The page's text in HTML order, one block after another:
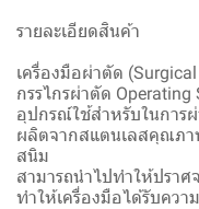
รายละเอียดสินค้า
เครื่องมือผ่าตัด
กรรไกรผ่าตัด Operating
อุปกรณ์ใช้สำหรับในการ
ผลิตจากสแตนเลสคุณภา
สนิม
สามารถนำไปทำให้ปราศ
ทำให้เครื่องมือได้รับควา